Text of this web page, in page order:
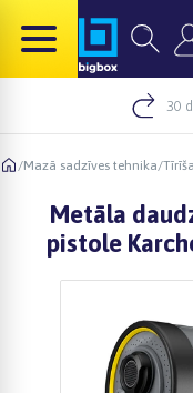
30
/Mazā sadzīves tehnika/
Metāla
pistole